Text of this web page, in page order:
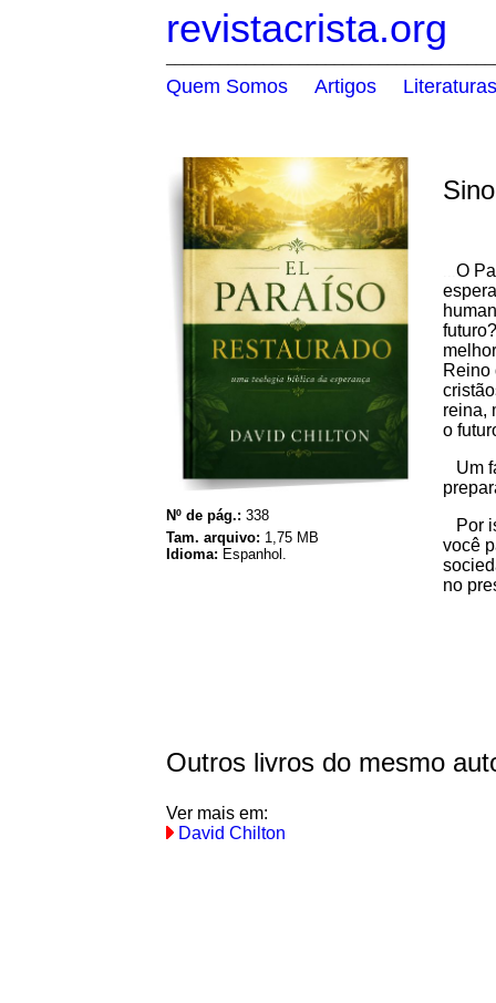
Quem Somos Artigos Literaturas
revistacrista.org
O
Reino
reina,
o
Um
Por
você
no
Nº de pág.: 338
Tam. arquivo: 1,75 MB
Idioma: Espanhol.
Outros livros do mesmo
Ver mais em:
David Chilton